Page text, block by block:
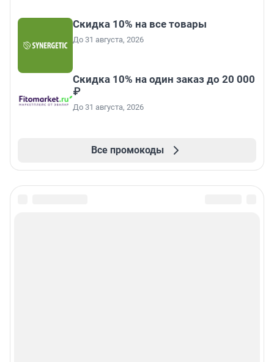
Скидка 10% на все товары
До 31 августа, 2026
Скидка 10% на один заказ до 20 000
₽
До 31 августа, 2026
Все промокоды